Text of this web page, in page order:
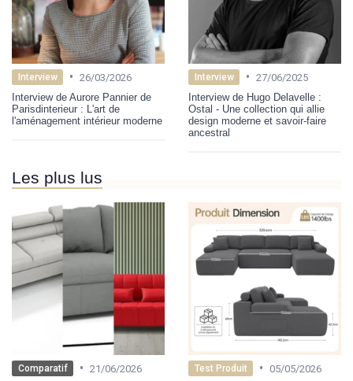
Interview • 26/03/2026
Interview de Aurore Pannier de
Parisdinterieur : L'art de
l'aménagement intérieur moderne
Interview • 27/06/2025
Interview de Hugo Delavelle :
Ostal - Une collection qui allie
design moderne et savoir-faire
ancestral
Les plus lus
Comparatif • 21/06/2026
Test Produit • 05/05/2026